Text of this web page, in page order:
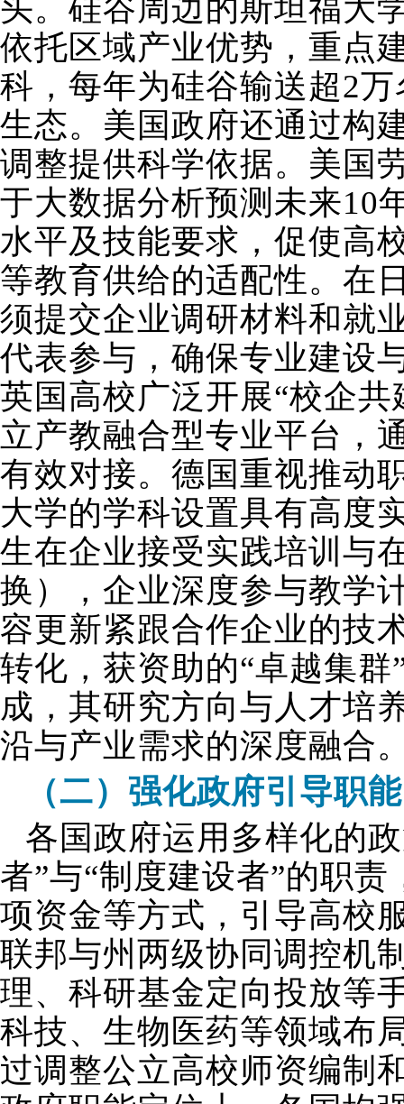
头。硅谷周边的斯坦福大
依托区域产业优势，重点
科，每年为硅谷输送超2
生态。美国政府还通过构
调整提供科学依据。美国
于大数据分析预测未来10
水平及技能要求，促使高
等教育供给的适配性。在
须提交企业调研材料和就
代表参与，确保专业建设
英国高校广泛开展“校企
立产教融合型专业平台，
有效对接。德国重视推动
大学的学科设置具有高度
生在企业接受实践培训与
换），企业深度参与教学
容更新紧跟合作企业的技
转化，获资助的“卓越集
成，其研究方向与人才培
沿与产业需求的深度融合
（二）强化政府引导职
各国政府运用多样化的
者”与“制度建设者”的职
项资金等方式，引导高校
联邦与州两级协同调控机
理、科研基金定向投放等
科技、生物医药等领域布
过调整公立高校师资编制